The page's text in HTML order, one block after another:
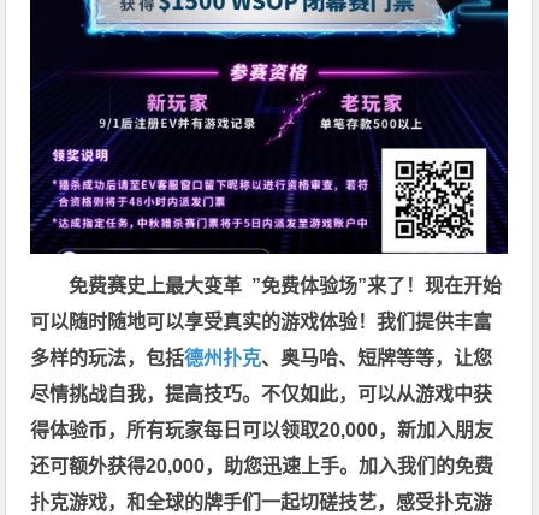
免费赛史上最大变革 ”免费体验场”来了！现在开始
可以随时随地可以享受真实的游戏体验！我们提供丰富
多样的玩法，包括德州扑克、奥马哈、短牌等等，让您
尽情挑战自我，提高技巧。不仅如此， 可以从游戏中获
得体验币，所有玩家每日可以领取20,000，新加入朋友
还可额外获得20,000，助您迅速上手。加入我们的免费
扑克游戏，和全球的牌手们一起切磋技艺，感受扑克游